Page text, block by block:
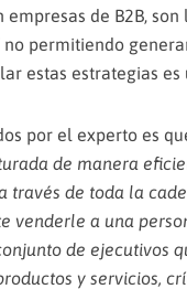
de B2B, son
no permitiendo
estas estrategias es
por el experto es
de manera
través de toda la
venderle a una
de ejecutivos
y servicios,